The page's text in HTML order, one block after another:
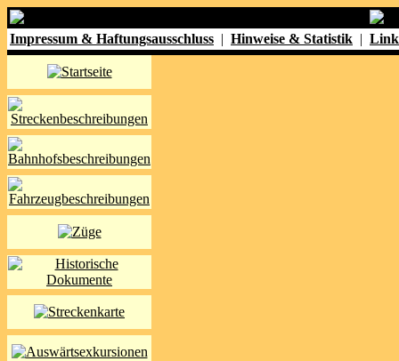
Impressum & Haftungsausschluss | Hinweise & Statistik |